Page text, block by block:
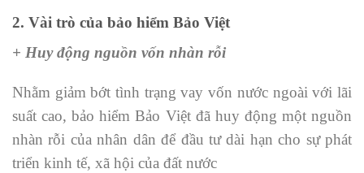
2. Vài trò của bảo hiểm Bảo Việt
+ Huy động nguồn vốn nhàn rỗi
Nhằm giảm bớt tình trạng vay vốn nước ngoài với lãi
suất cao, bảo hiểm Bảo Việt đã huy động một nguồn
nhàn rỗi của nhân dân để đầu tư dài hạn cho sự phát
triển kinh tế, xã hội của đất nước